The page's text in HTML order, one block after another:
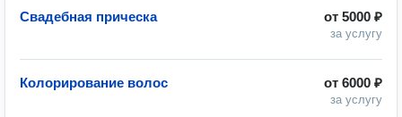
от 5000 ₽
за услугу
Свадебная прическа
от 6000 ₽
за услугу
Колорирование волос